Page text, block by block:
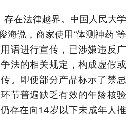
存在法律越界。中国人民大学
海说，商家使用“体测神药”等
语进行宣传，已涉嫌违反广
法的相关规定，构成虚假或
。即使部分产品标示了禁忌
节普遍缺乏有效的年龄核验
存在向14岁以下未成年人推